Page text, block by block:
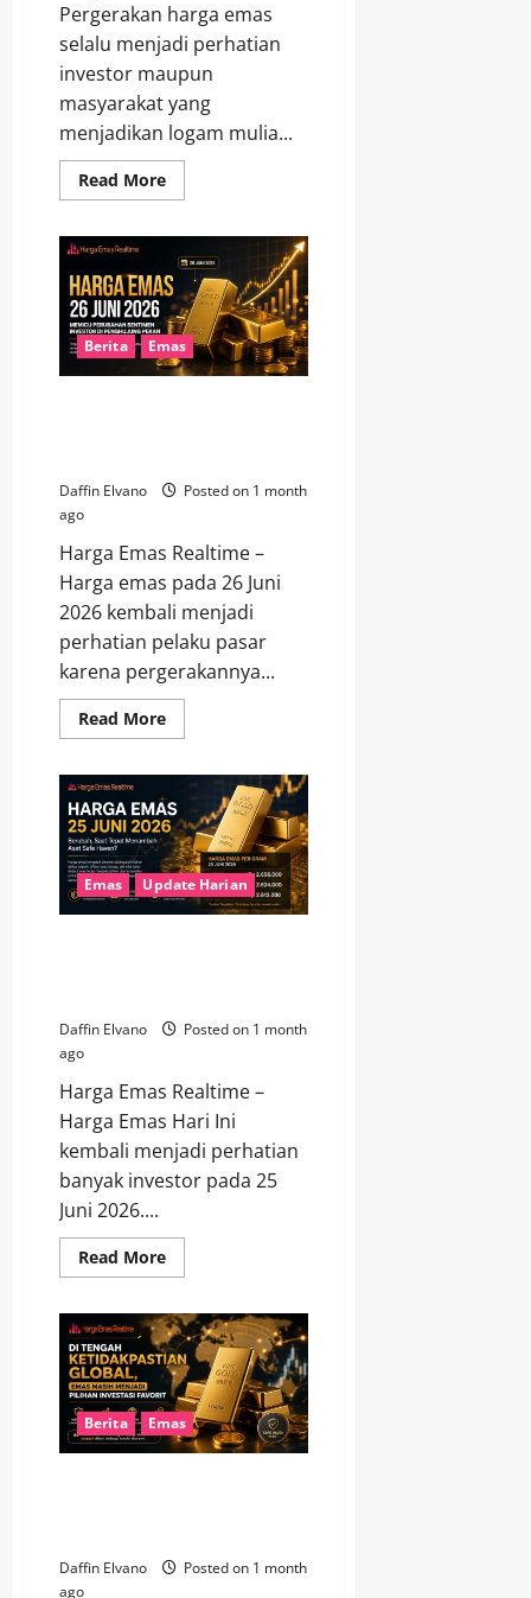
Pergerakan harga emas
selalu menjadi perhatian
investor maupun
masyarakat yang
menjadikan logam mulia...
Read MoreRead
more
Hari
Ini
Bergerak
Drastis,
Ini
Analisis
yang
Wajib
Berita Emas
Daffin Elvano
Posted on 1 month
ago
Harga Emas Realtime –
Harga emas pada 26 Juni
2026 kembali menjadi
perhatian pelaku pasar
karena pergerakannya...
Read MoreRead
more
Emas
26
Juni
2026
Memicu
Perubahan
Sentimen
Investor
di
Emas Update Harian
Daffin Elvano
Posted on 1 month
ago
Harga Emas Realtime –
Harga Emas Hari Ini
kembali menjadi perhatian
banyak investor pada 25
Juni 2026....
Read MoreRead
more
Emas
25
Juni
2026
Berubah,
Saat
Tepat
Menambah
Aset
Berita Emas
Daffin Elvano
Posted on 1 month
ago